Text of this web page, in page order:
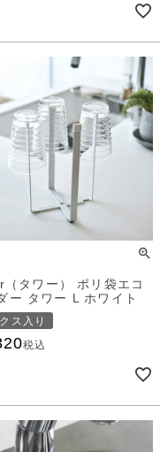
タワー） ポリ袋エコ
ー タワー L ホワイト
ス入り
税込